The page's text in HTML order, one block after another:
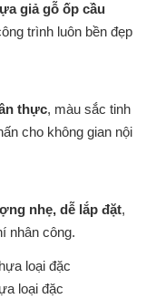
giả gỗ ốp cầu
trình luôn bền đẹp
thực, màu sắc tinh
cho không gian nội
nhẹ, dễ lắp đặt,
nhân công.
loại đặc